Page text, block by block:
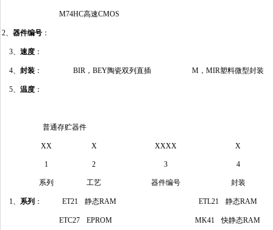
M74HC高速CMOS
2、 器件编号 ：
3、 速度 ：
4、 封装 ： BIR，BEY陶瓷双列直插 M，MIR塑料微型封装
5、 温度 ：
普通存贮器件
XX X XXXX X
1 2 3 4
系列 工艺 器件编号 封装
1、 系列 ： ET21 静态RAM ETL21 静态RAM
ETC27 EPROM MK41 快静态RAM